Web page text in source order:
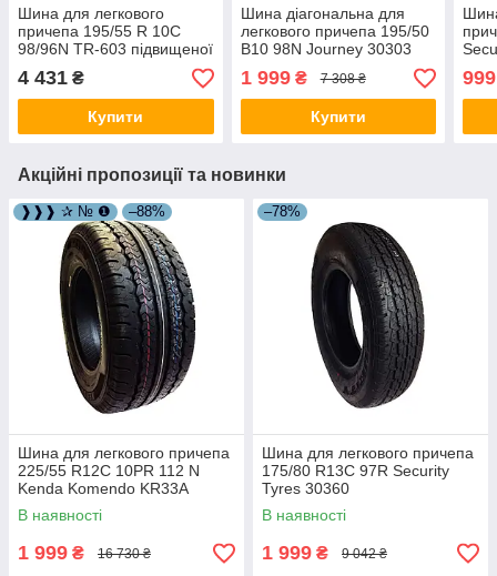
Шина для легкового
причепа 195/55 R 10C
98/96N TR-603 підвищеної
вантажності Security Tyres
11002748
4 431 ₴
Купити
Шина діагональна для
легкового причепа 195/50
B10 98N Journey 30303
1 999₴ 7 308 ₴
Купити
999
Акційні пропозиції та новинки
❱❱❱ ✰ № ❶ –88%
Шина для легкового причепа
225/55 R12C 10PR 112 N
Kenda Komendo KR33A
30313
В наявності
1 999 ₴ 16 730 ₴
–78%
Шина для легкового причепа
175/80 R13C 97R Security
Tyres 30360
В наявності
1 999 ₴ 9 042 ₴